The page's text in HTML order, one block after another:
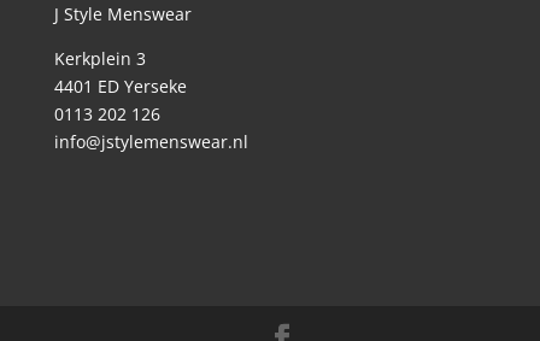
J Style Menswear
Kerkplein 3
4401 ED Yerseke
0113 202 126
info@jstylemenswear.nl